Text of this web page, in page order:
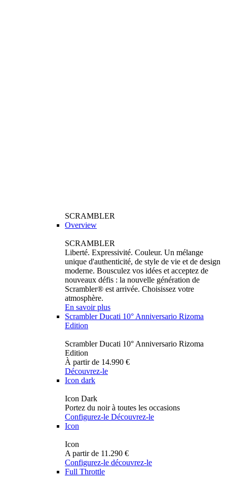
SCRAMBLER
Overview
SCRAMBLER
Liberté. Expressivité. Couleur. Un mélange
unique d'authenticité, de style de vie et de design
moderne. Bousculez vos idées et acceptez de
nouveaux défis : la nouvelle génération de
Scrambler® est arrivée. Choisissez votre
atmosphère.
En savoir plus
Scrambler Ducati 10° Anniversario Rizoma
Edition
Scrambler Ducati 10° Anniversario Rizoma
Edition
À partir de 14.990 €
Découvrez-le
Icon dark
Icon Dark
Portez du noir à toutes les occasions
Configurez-le Découvrez-le
Icon
Icon
A partir de 11.290 €
Configurez-le découvrez-le
Full Throttle